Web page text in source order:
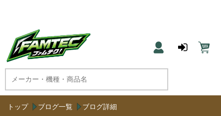
トップ ブログ一覧 ブログ詳細